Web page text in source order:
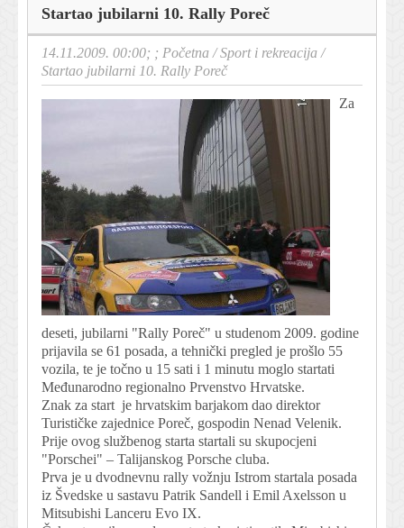
Startao jubilarni 10. Rally Poreč
14.11.2009. 00:00; ; Početna /Sport i rekreacija /
Startao jubilarni 10. Rally Poreč
Za
deseti, jubilarni "Rally Poreč" u studenom 2009. godine
prijavila se 61 posada, a tehnički pregled je prošlo 55
vozila, te je točno u 15 sati i 1 minutu moglo startati
Međunarodno regionalno Prvenstvo Hrvatske.
Znak za start je hrvatskim barjakom dao direktor
Turističke zajednice Poreč, gospodin Nenad Velenik.
Prije ovog službenog starta startali su skupocjeni
"Porschei" – Talijanskog Porsche cluba.
Prva je u dvodnevnu rally vožnju Istrom startala posada
iz Švedske u sastavu Patrik Sandell i Emil Axelsson u
Mitsubishi Lanceru Evo IX.